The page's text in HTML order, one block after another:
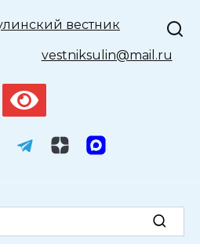
vestniksulin@mail.ru